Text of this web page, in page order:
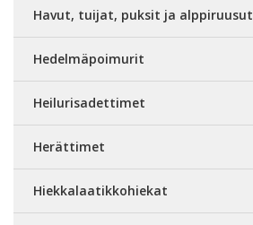
Havut, tuijat, puksit ja alppiruusut
Hedelmäpoimurit
Heilurisadettimet
Herättimet
Hiekkalaatikkohiekat